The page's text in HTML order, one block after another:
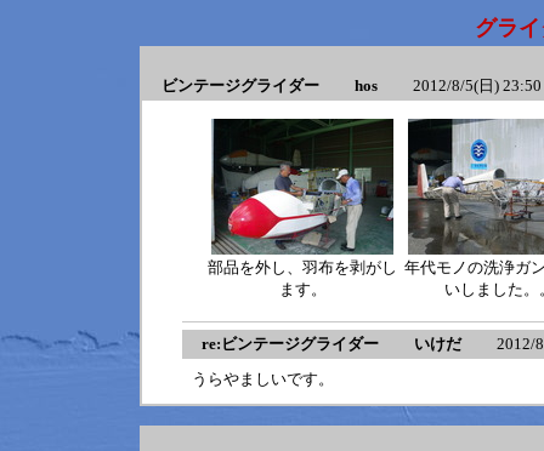
グラ
ビンテージグライダー hos 2012/8/5(日) 23:50
部品を外し、羽布を剥がし
ます。
年代モノの洗浄ガ
いしました。
re:ビンテージグライダー いけだ2012/8/
うらやましいです。